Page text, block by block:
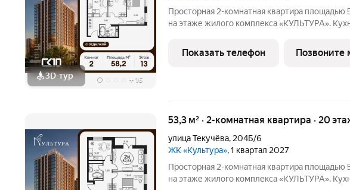
3D-тур + 16
Просторная 2-комнатная квартира площадью
на этаже жилого комплекса «КУЛЬТУРА».
жилые комнаты общей площадью м
пространство для
Показать телефон Позвоните
53,3 м² · 2-комнатная квартира · 20
улица Текучёва, 204Б/6
ЖК «Культура», 1 квартал 2027
Просторная 2-комнатная квартира площадью
на этаже жилого комплекса «КУЛЬТУРА».